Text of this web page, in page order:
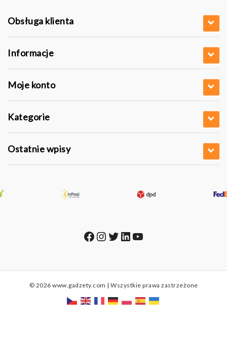
Obsługa klienta
Informacje
Moje konto
Kategorie
Ostatnie wpisy
Facebook
Instagram
Twitter
LinkedIn
YouTube
© 2026 www.gadzety.com | Wszystkie prawa zastrzeżone